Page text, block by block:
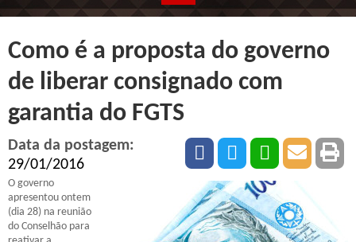
Como é a proposta do governo
de liberar consignado com
garantia do FGTS
Data da postagem:
29/01/2016
O governo
apresentou ontem
(dia 28) na reunião
do Conselhão para